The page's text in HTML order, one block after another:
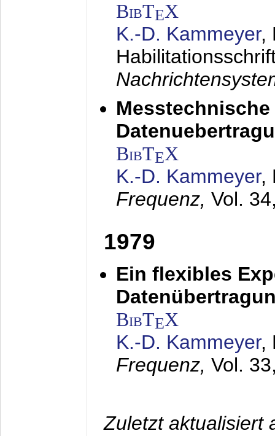
BibTEX
K.-D. Kammeyer,
BibTEX
K.-D. Kammeyer,
Frequenz, Vol.
1979
Ein flexibles
BibTEX
K.-D. Kammeyer,
Frequenz, Vol.
Zuletzt aktualisiert